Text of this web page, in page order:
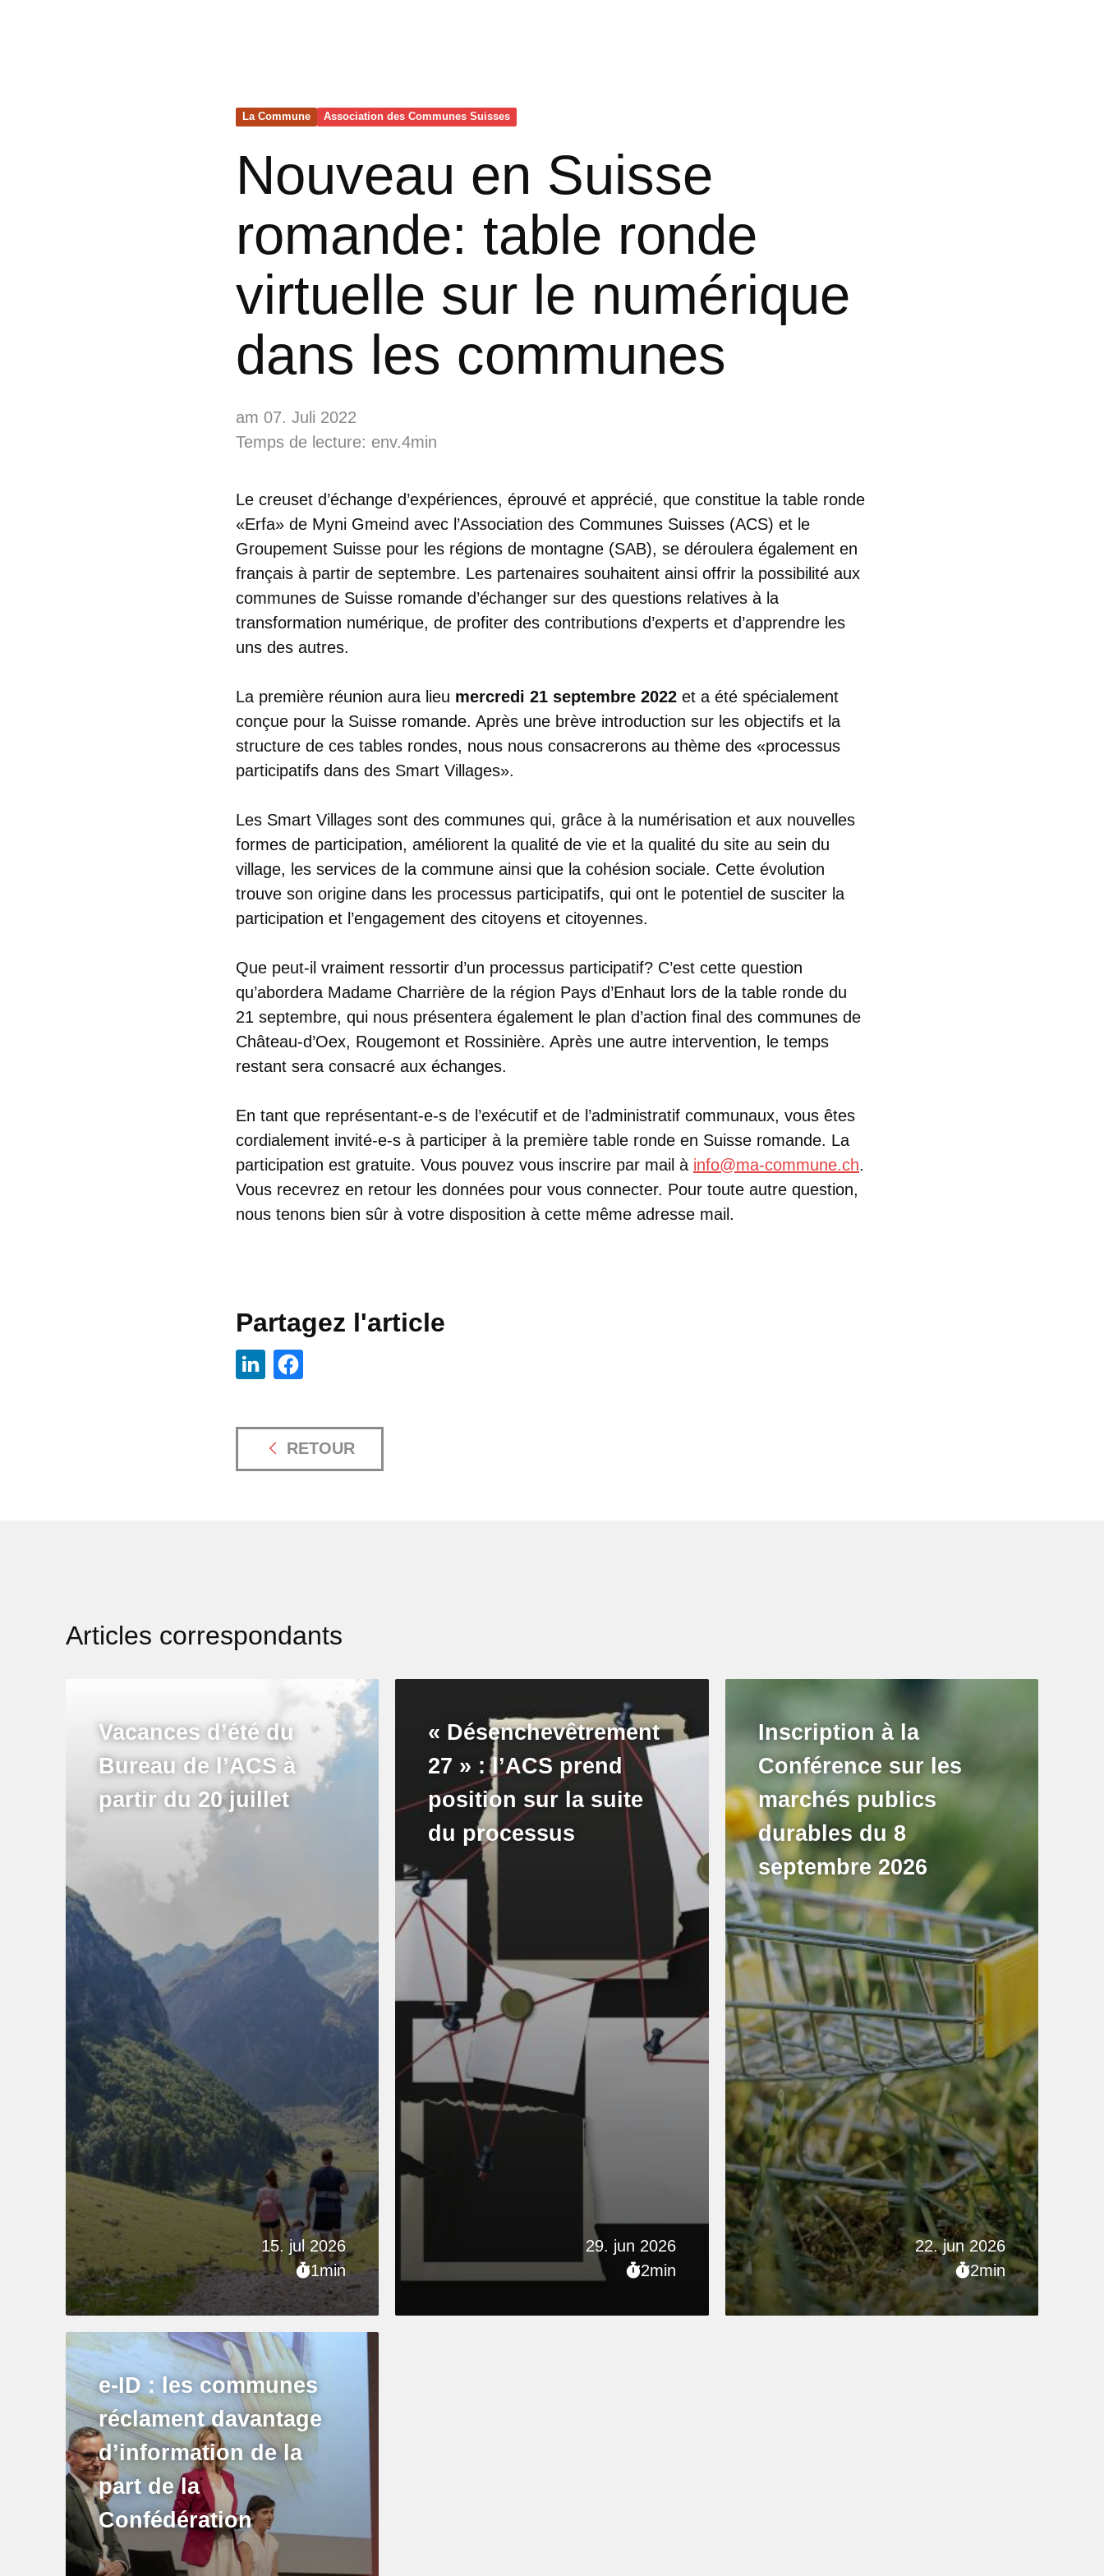
La Commune Association des Communes Suisses
Nouveau en Suisse
romande: table ronde
virtuelle sur le numérique
dans les communes
am 07. Juli 2022
Temps de lecture: env.4min
Le creuset d’échange d’expériences, éprouvé et apprécié, que constitue la table ronde
«Erfa» de Myni Gmeind avec l’Association des Communes Suisses (ACS) et le
Groupement Suisse pour les régions de montagne (SAB), se déroulera également en
français à partir de septembre. Les partenaires souhaitent ainsi offrir la possibilité aux
communes de Suisse romande d’échanger sur des questions relatives à la
transformation numérique, de profiter des contributions d’experts et d’apprendre les
uns des autres.
La première réunion aura lieu mercredi 21 septembre 2022 et a été spécialement
conçue pour la Suisse romande. Après une brève introduction sur les objectifs et la
structure de ces tables rondes, nous nous consacrerons au thème des «processus
participatifs dans des Smart Villages».
Les Smart Villages sont des communes qui, grâce à la numérisation et aux nouvelles
formes de participation, améliorent la qualité de vie et la qualité du site au sein du
village, les services de la commune ainsi que la cohésion sociale. Cette évolution
trouve son origine dans les processus participatifs, qui ont le potentiel de susciter la
participation et l’engagement des citoyens et citoyennes.
Que peut-il vraiment ressortir d’un processus participatif? C’est cette question
qu’abordera Madame Charrière de la région Pays d’Enhaut lors de la table ronde du
21 septembre, qui nous présentera également le plan d’action final des communes de
Château-d’Oex, Rougemont et Rossinière. Après une autre intervention, le temps
restant sera consacré aux échanges.
En tant que représentant-e-s de l’exécutif et de l’administratif communaux, vous êtes
cordialement invité-e-s à participer à la première table ronde en Suisse romande. La
participation est gratuite. Vous pouvez vous inscrire par mail à info@ma-commune.ch.
Vous recevrez en retour les données pour vous connecter. Pour toute autre question,
nous tenons bien sûr à votre disposition à cette même adresse mail.
Partagez l'article
RETOUR
Articles correspondants
15. jul 2026
1min
Vacances d’été du
Bureau de l’ACS à
partir du 20 juillet
29. jun 2026
2min
« Désenchevêtrement
27 » : l’ACS prend
position sur la suite
du processus
22. jun 2026
2min
Inscription à la
Conférence sur les
marchés publics
durables du 8
septembre 2026
e-ID : les communes
réclament davantage
d’information de la
part de la
Confédération